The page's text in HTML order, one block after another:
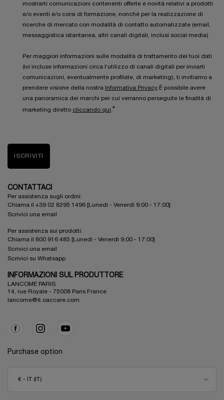
mostrarti comunicazioni contenenti offerte e novità relativi a prodotti
e/o eventi e/o corsi di formazione, nonché per la realizzazione di
ricerche di mercato con modalità di contatto automatizzate (email,
messaggistica istantanea, altri canali digitali, inclusi social media)
Per maggiori informazioni sulle modalità di trattamento dei tuoi dati
(ivi incluse informazioni circa l’utilizzo di canali digitali per inviarti
comunicazioni, eventualmente profilate, di marketing), ti invitiamo a
prendere visione della nostra
Informativa Privacy .È possibile avere
una panoramica dei marchi per cui verranno perseguite le finalità di
marketing diretto cliccando qui *
ISCRIVITI
CONTATTACI
Per assistenza sugli ordini:
Chiama il +39 02 8295 1496 [Lunedì - Venerdì 9:00 - 17:00]
Scrivici una email
Per assistenza sui prodotti:
Chiama il 800 916 485 [Lunedì - Venerdì 9:00 - 17:00]
Scrivici una email
Scrivici su Whatsapp
INFORMAZIONI SUL PRODUTTORE
LANCOME PARIS
14, rue Royale - 75008 Paris France
lancome@it.oaccare.com
Purchase option
€ - IT (IT)